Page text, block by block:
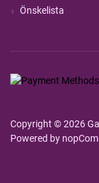
Önskelista
Copyright © 2026
Powered by